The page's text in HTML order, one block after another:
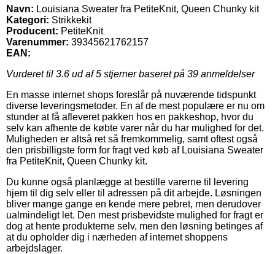
Navn: Louisiana Sweater fra PetiteKnit, Queen Chunky kit
Kategori: Strikkekit
Producent: PetiteKnit
Varenummer: 39345621762157
EAN:
Vurderet til 3.6 ud af 5 stjerner baseret på 39 anmeldelser
En masse internet shops foreslår på nuværende tidspunkt
diverse leveringsmetoder. En af de mest populære er nu om
stunder at få afleveret pakken hos en pakkeshop, hvor du
selv kan afhente de købte varer når du har mulighed for det.
Muligheden er altså ret så fremkommelig, samt oftest også
den prisbilligste form for fragt ved køb af Louisiana Sweater
fra PetiteKnit, Queen Chunky kit.
Du kunne også planlægge at bestille varerne til levering
hjem til dig selv eller til adressen på dit arbejde. Løsningen
bliver mange gange en kende mere pebret, men derudover
ualmindeligt let. Den mest prisbevidste mulighed for fragt er
dog at hente produkterne selv, men den løsning betinges af
at du opholder dig i nærheden af internet shoppens
arbejdslager.